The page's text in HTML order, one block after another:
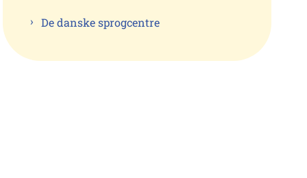
De danske sprogcentre